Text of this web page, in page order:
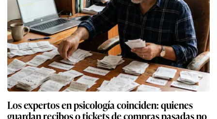
Los expertos en psicología coinciden: quienes
guardan recibos o tickets de compras pasadas no